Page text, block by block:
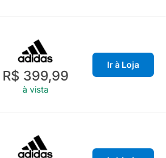
R$ 399,99
à vista
Ir à Loja